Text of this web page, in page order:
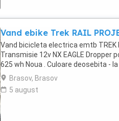
Vand ebike Trek RAIL
Vand bicicleta electrica emtb TREK
Transmisie 12v NX EAGLE Dropper
625 wh Noua . Culoare deosebita -
Brasov, Brasov
5 august